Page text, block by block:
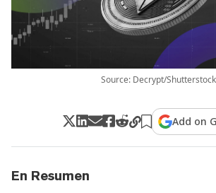
Source: Decrypt/Shutterstock
Add on
En Resumen